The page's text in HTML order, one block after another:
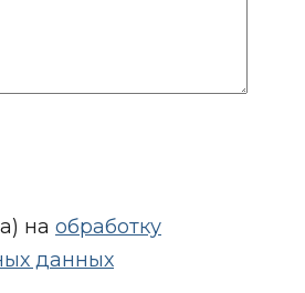
на обработку
данных